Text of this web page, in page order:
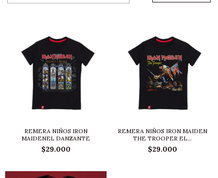
REMERA NIÑOS IRON
MAIDENEL DANZANTE
$29.000
REMERA NIÑOS IRON MAIDEN
THE TROOPER EL...
$29.000